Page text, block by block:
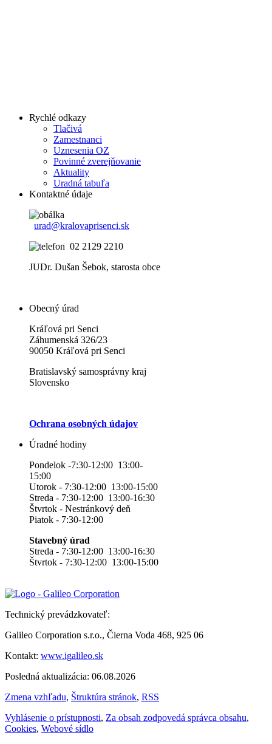
Rychlé odkazy
Tlačivá
Zamestnanci
Uznesenia OZ
Povinné zverejňovanie
Aktuality
Uradná tabuľa
Kontaktné údaje
urad@kralovaprisenci.sk
02 2129 2210
JUDr. Dušan Šebok, starosta obce
Obecný úrad
Kráľová pri Senci
Záhumenská 326/23
90050 Kráľová pri Senci
Bratislavský samosprávny kraj
Slovensko
Ochrana osobných údajov
Úradné hodiny
Pondelok -7:30-12:00 13:00-
15:00
Utorok - 7:30-12:00 13:00-15:00
Streda - 7:30-12:00 13:00-16:30
Štvrtok - Nestránkový deň
Piatok - 7:30-12:00
Stavebný úrad
Streda - 7:30-12:00 13:00-16:30
Štvrtok - 7:30-12:00 13:00-15:00
Technický prevádzkovateľ:
Galileo Corporation s.r.o., Čierna Voda 468, 925 06
Kontakt: www.igalileo.sk
Posledná aktualizácia: 06.08.2026
Zmena vzhľadu, Štruktúra stránok, RSS
Vyhlásenie o prístupnosti, Za obsah zodpovedá správca obsahu,
Cookies, Webové sídlo